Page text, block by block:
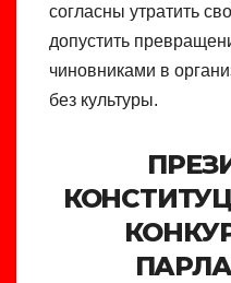
согласны утратить
допустить
чиновниками в
без культуры.